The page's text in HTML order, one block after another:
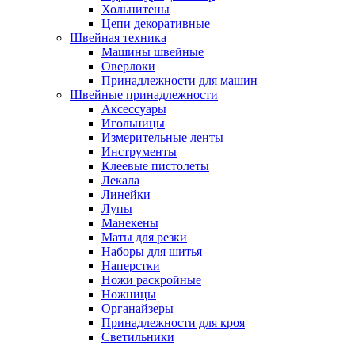
Хольнитены
Цепи декоративные
Швейная техника
Машины швейные
Оверлоки
Принадлежности для машин
Швейные принадлежности
Аксессуары
Игольницы
Измерительные ленты
Инструменты
Клеевые пистолеты
Лекала
Линейки
Лупы
Манекены
Маты для резки
Наборы для шитья
Наперстки
Ножи раскройные
Ножницы
Органайзеры
Принадлежности для кроя
Светильники